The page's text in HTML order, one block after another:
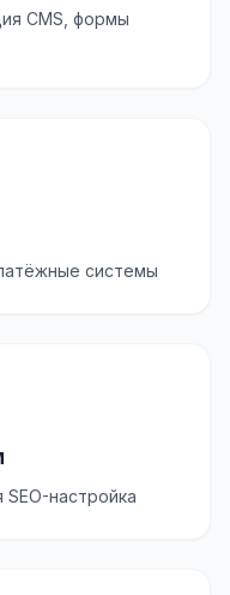
CMS, формы
системы
настройка